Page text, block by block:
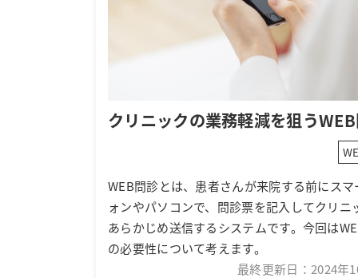
クリニックの業務軽減を狙う
WEB問診とは、患者さんが来院する前にスマ
ォンやパソコンで、問診票を記入してクリニ
あらかじめ送信するシステムです。今回は
の必要性について考えます。
最終更新日： 2024年